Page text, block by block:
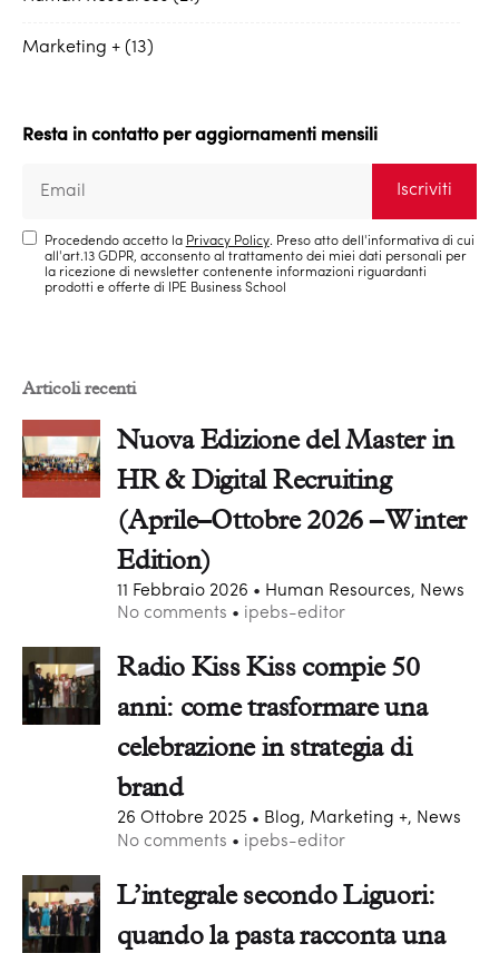
Marketing + 13
Resta in contatto per aggiornamenti mensili
Procedendo accetto la Privacy Policy. Preso atto dell'informativa di cui
all'art.13 GDPR, acconsento al trattamento dei miei dati personali per
la ricezione di newsletter contenente informazioni riguardanti
prodotti e offerte di IPE Business School
Articoli recenti
Nuova Edizione del Master in
HR & Digital Recruiting
(Aprile–Ottobre 2026 – Winter
Edition)
11 Febbraio 2026
Human Resources, News
No comments
ipebs-editor
Radio Kiss Kiss compie 50
anni: come trasformare una
celebrazione in strategia di
brand
26 Ottobre 2025
Blog, Marketing +, News
No comments
ipebs-editor
L’integrale secondo Liguori:
quando la pasta racconta una